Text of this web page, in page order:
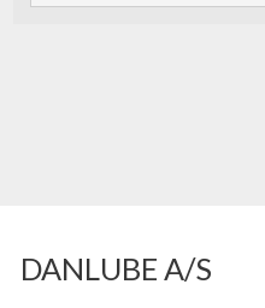
DANLUBE A/S